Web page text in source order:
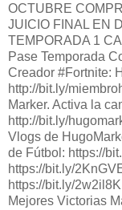
OCTUBRE
JUICIO FINAL EN
TEMPORADA 1
Pase Temporada
Creador #Fortnite:
http://bit.ly/
Marker. Activa la
http://bit.ly/
Vlogs de
de Fútbol: https://
https://bit.ly/
https://bit.ly/
Mejores Victorias